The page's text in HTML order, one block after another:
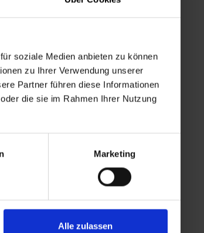
soziale Medien anbieten zu können
zu Ihrer Verwendung unserer
Partner führen diese Informationen
die sie im Rahmen Ihrer Nutzung
Marketing
Alle zulassen